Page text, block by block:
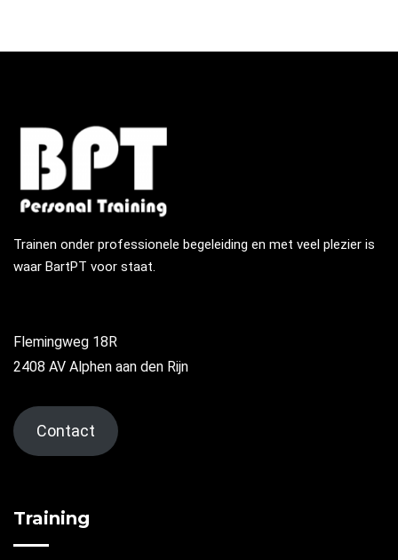
Trainen onder professionele begeleiding en met veel plezier is
waar BartPT voor staat.
Flemingweg 18R
2408 AV Alphen aan den Rijn
Contact
Training